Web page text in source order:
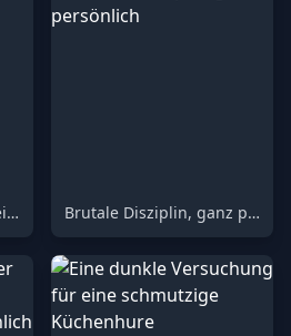
Schmutziges Chaos in einer erniedrigenden Sitzung Brutale Disziplin, ganz persönlich